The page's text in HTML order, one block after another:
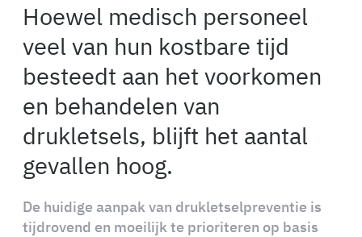
Hoewel medisch personeel
veel van hun kostbare tijd
besteedt aan het voorkomen
en behandelen van
drukletsels, blijft het aantal
gevallen hoog.
De huidige aanpak van drukletselpreventie is
tijdrovend en moeilijk te prioriteren op basis